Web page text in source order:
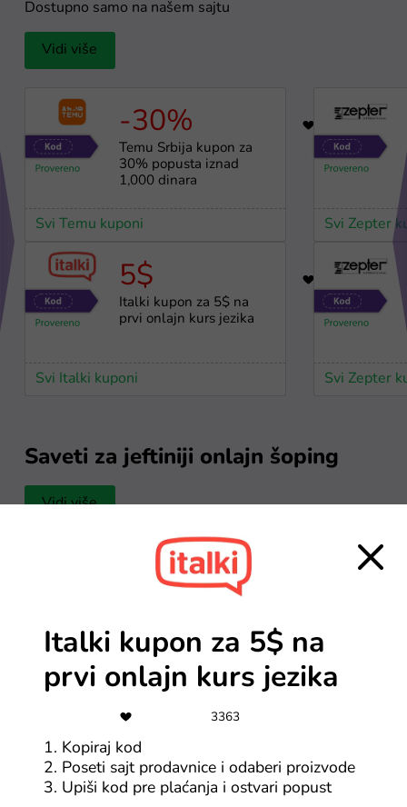
Dostupno samo na našem sajtu
Vidi više
-30%
Temu Srbija kupon za
30% popusta iznad
1,000 dinara
Svi Temu kuponi
5$
Italki kupon za 5$ na
prvi onlajn kurs jezika
Svi Italki kuponi
Svi Zepter
Svi Zepter
Saveti za jeftiniji onlajn šoping
Vidi više
se zapravo promenilo
Objavljeno 08.07.2026 Objavljeno
Italki kupon za 5$ na
prvi onlajn kurs jezika
3363
1. Kopiraj kod
2. Poseti sajt prodavnice i odaberi proizvode
3. Upiši kod pre plaćanja i ostvari popust